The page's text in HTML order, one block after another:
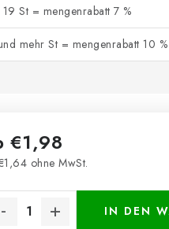
St = mengenrabatt 7 %
mehr St = mengenrabatt 10 %
€1,98
ohne MwSt.
IN DEN